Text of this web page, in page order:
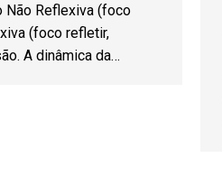
Não Reflexiva (foco
(foco refletir,
A dinâmica da…